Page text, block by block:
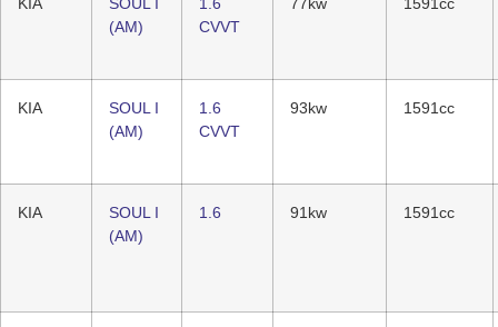
KIA
SOUL I
(AM)
1.6
CVVT
77kw 1591cc
KIA
SOUL I
(AM)
1.6
CVVT
93kw 1591cc
KIA
SOUL I
(AM)
1.6 91kw 1591cc